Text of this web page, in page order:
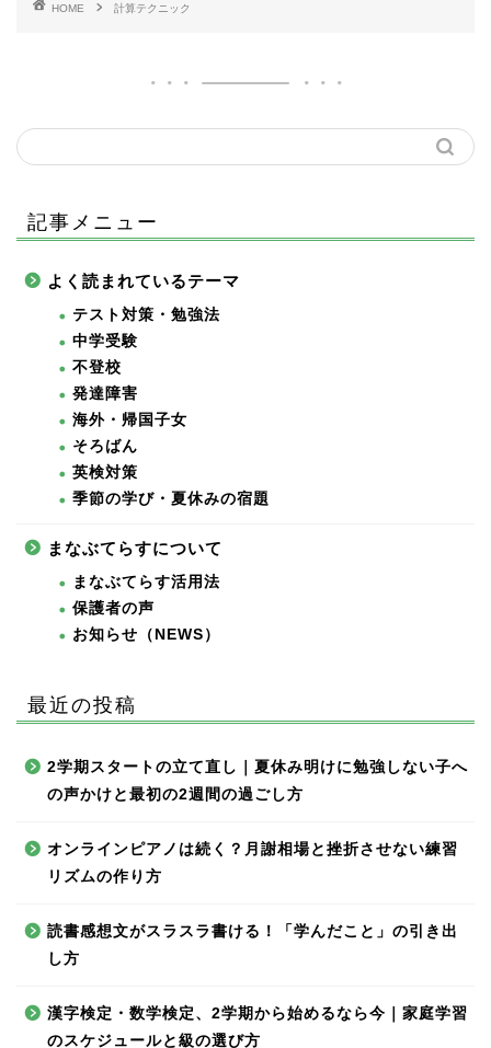
HOME 計算テクニック
記事メニュー
よく読まれているテーマ
テスト対策・勉強法
中学受験
不登校
発達障害
海外・帰国子女
そろばん
英検対策
季節の学び・夏休みの宿題
まなぶてらすについて
まなぶてらす活用法
保護者の声
お知らせ（NEWS）
最近の投稿
2学期スタートの立て直し｜夏休み明けに勉強しない子へ
の声かけと最初の2週間の過ごし方
オンラインピアノは続く？月謝相場と挫折させない練習
リズムの作り方
読書感想文がスラスラ書ける！「学んだこと」の引き出
し方
漢字検定・数学検定、2学期から始めるなら今｜家庭学習
のスケジュールと級の選び方